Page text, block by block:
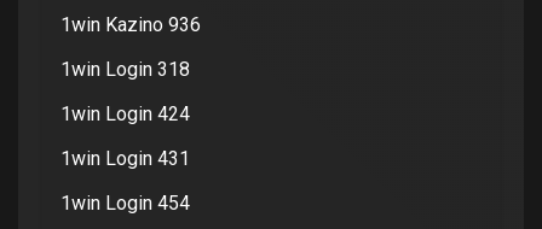
1win Kazino 936
1win Login 318
1win Login 424
1win Login 431
1win Login 454